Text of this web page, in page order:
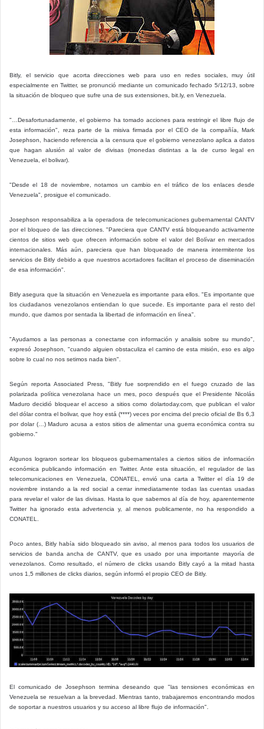
Bitly, el servicio que acorta direcciones web para uso en redes sociales, muy útil
especialmente en Twitter, se pronunció mediante un comunicado fechado 5/12/13, sobre
la situación de bloqueo que sufre una de sus extensiones, bit.ly, en Venezuela.
"…Desafortunadamente, el gobierno ha tomado acciones para restringir el libre flujo de
esta información", reza parte de la misiva firmada por el CEO de la compañía, Mark
Josephson, haciendo referencia a la censura que el gobierno venezolano aplica a datos
que hagan alusión al valor de divisas (monedas distintas a la de curso legal en
Venezuela, el bolivar).
"Desde el 18 de noviembre, notamos un cambio en el tráfico de los enlaces desde
Venezuela", prosigue el comunicado.
Josephson responsabiliza a la operadora de telecomunicaciones gubernamental CANTV
por el bloqueo de las direcciones. "Pareciera que CANTV está bloqueando activamente
cientos de sitios web que ofrecen información sobre el valor del Bolívar en mercados
internacionales. Más aún, pareciera que han bloqueado de manera intermitente los
servicios de Bitly debido a que nuestros acortadores facilitan el proceso de diseminación
de esa información".
Bitly asegura que la situación en Venezuela es importante para ellos. "Es importante que
los ciudadanos venezolanos entiendan lo que sucede. Es importante para el resto del
mundo, que damos por sentada la libertad de información en línea".
"Ayudamos a las personas a conectarse con información y analisis sobre su mundo",
expresó Josephson, "cuando alguien obstaculiza el camino de esta misión, eso es algo
sobre lo cual no nos setimos nada bien".
Según reporta Associated Press, "Bitly fue sorprendido en el fuego cruzado de las
polarizada política venezolana hace un mes, poco después que el Presidente Nicolás
Maduro decidió bloquear el acceso a sitios como dolartoday.com, que publican el valor
del dólar contra el bolivar, que hoy está (****) veces por encima del precio oficial de Bs 6,3
por dolar (…) Maduro acusa a estos sitios de alimentar una guerra económica contra su
gobierno."
Algunos lograron sortear los bloqueos gubernamentales a ciertos sitios de información
económica publicando información en Twitter. Ante esta situación, el regulador de las
telecomunicaciones en Venezuela, CONATEL, envió una carta a Twitter el día 19 de
noviembre instando a la red social a cerrar inmediatamente todas las cuentas usadas
para revelar el valor de las divisas. Hasta lo que sabemos al día de hoy, aparentemente
Twitter ha ignorado esta advertencia y, al menos publicamente, no ha respondido a
CONATEL.
Poco antes, Bitly había sido bloqueado sin aviso, al menos para todos los usuarios de
servicios de banda ancha de CANTV, que es usado por una importante mayoría de
venezolanos. Como resultado, el número de clicks usando Bitly cayó a la mitad hasta
unos 1,5 millones de clicks diarios, según informó el propio CEO de Bitly.
El comunicado de Josephson termina deseando que "las tensiones económicas en
Venezuela se resuelvan a la brevedad. Mientras tanto, trabajaremos encontrando modos
de soportar a nuestros usuarios y su acceso al libre flujo de información".